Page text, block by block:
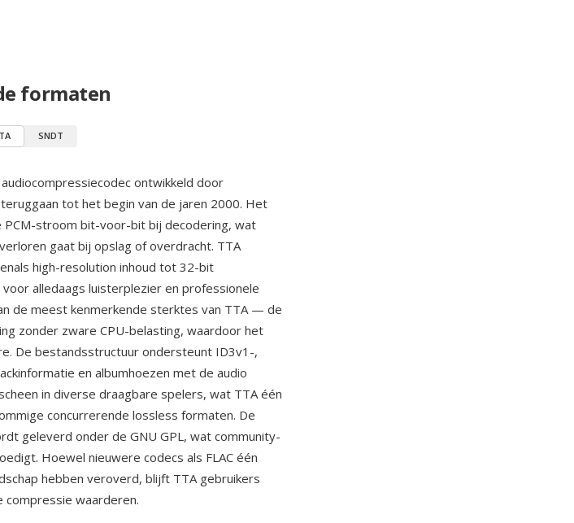
formaten
SNDT
ontwikkeld door
tot het begin van de jaren 2000. Het
stroom bit-voor-bit bij decodering, wat
gaat bij opslag of overdracht. TTA
high-resolution inhoud tot 32-bit
alledaags luisterplezier en professionele
de meest kenmerkende sterktes van TTA — de
zonder zware CPU-belasting, waardoor het
De bestandsstructuur ondersteunt ID3v1-,
en albumhoezen met de audio
in diverse draagbare spelers, wat TTA één
concurrerende lossless formaten. De
geleverd onder de GNU GPL, wat community-
Hoewel nieuwere codecs als FLAC één
hebben veroverd, blijft TTA gebruikers
compressie waarderen.